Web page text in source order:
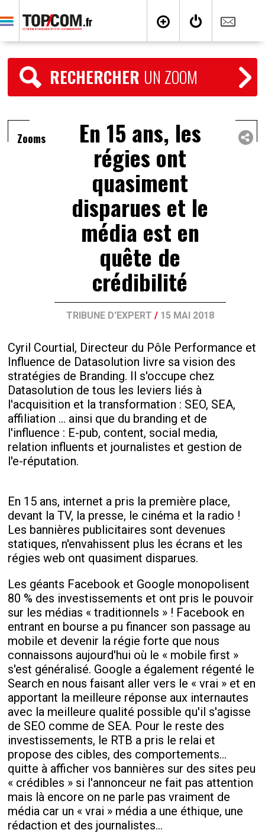
RECHERCHER UN ZOOM
Zooms En 15 ans, les
régies ont
quasiment
disparues et le
média est en
quête de
crédibilité
TRIBUNE D'EXPERT / 15 MAI 2018
Cyril Courtial, Directeur du Pôle Performance et
Influence de Datasolution livre sa vision des
stratégies de Branding. Il s'occupe chez
Datasolution de tous les leviers liés à
l'acquisition et la transformation : SEO, SEA,
affiliation … ainsi que du branding et de
l'influence : E-pub, content, social media,
relation influents et journalistes et gestion de
l'e-réputation.
En 15 ans, internet a pris la première place,
devant la TV, la presse, le cinéma et la radio !
Les bannières publicitaires sont devenues
statiques, n'envahissent plus les écrans et les
régies web ont quasiment disparues.
Les géants Facebook et Google monopolisent
80 % des investissements et ont pris le pouvoir
sur les médias « traditionnels » ! Facebook en
entrant en bourse a pu financer son passage au
mobile et devenir la régie forte que nous
connaissons aujourd'hui où le « mobile first »
s'est généralisé. Google a également régenté le
Search en nous faisant aller vers le « vrai » et en
apportant la meilleure réponse aux internautes
avec la meilleure qualité possible qu'il s'agisse
de SEO comme de SEA. Pour le reste des
investissements, le RTB a pris le relai et
propose des cibles, des comportements…
quitte à afficher vos bannières sur des sites peu
« crédibles » si l'annonceur ne fait pas attention
mais là encore on ne parle pas vraiment de
média car un « vrai » média a une éthique, une
rédaction et des journalistes…